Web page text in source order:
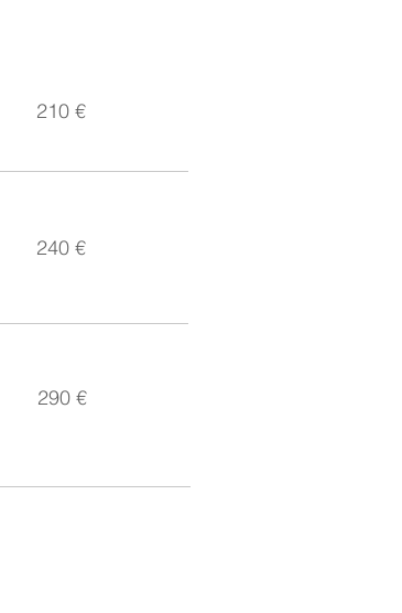
210 €
240 €
290 €